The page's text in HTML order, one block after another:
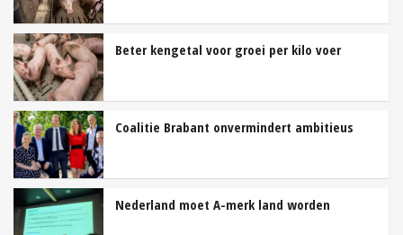
Beter kengetal voor groei per kilo voer
Coalitie Brabant onvermindert ambitieus
Nederland moet A-merk land worden